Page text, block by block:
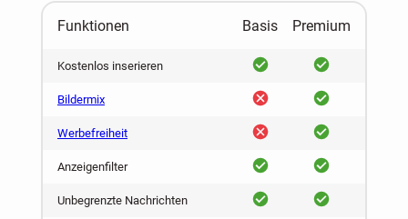
Funktionen Basis Premium
Kostenlos inserieren ja ja
Bildermix nein ja
Werbefreiheit nein ja
Anzeigenfilter ja ja
Unbegrenzte Nachrichten ja ja